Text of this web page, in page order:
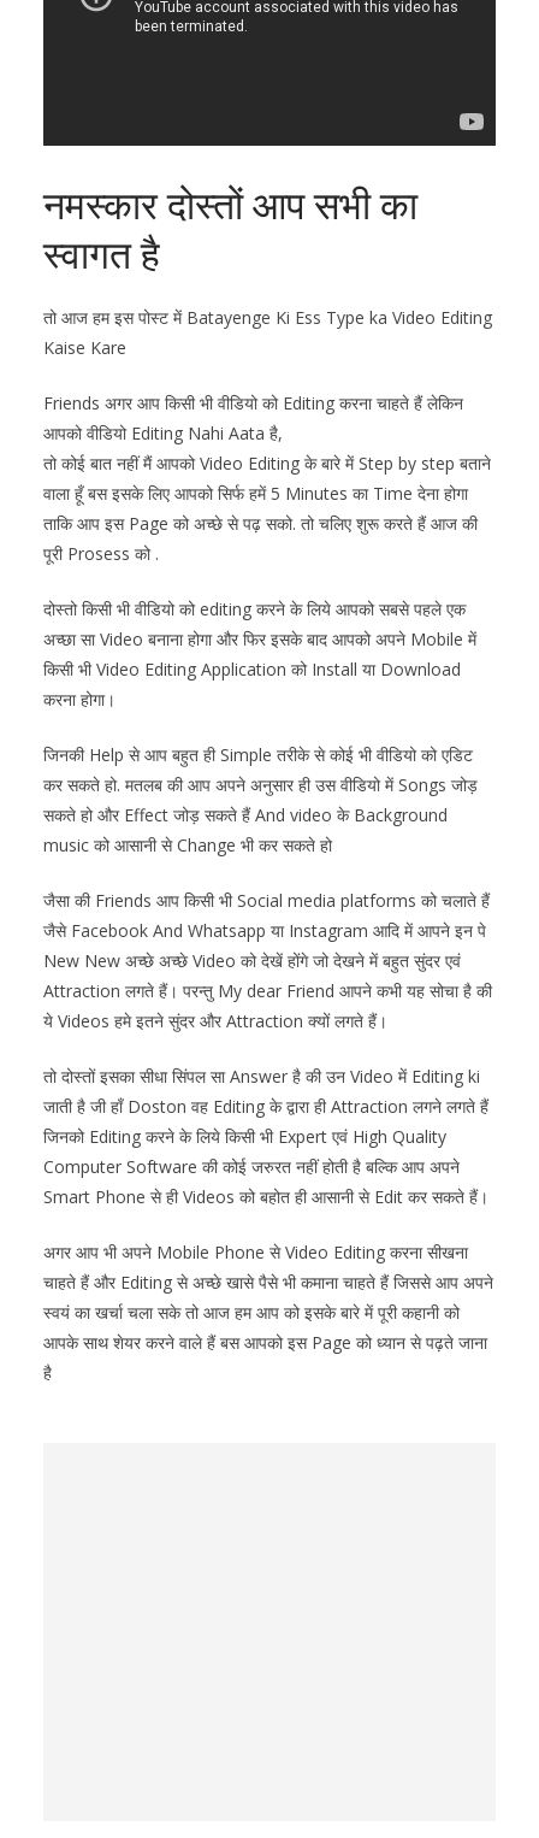
नमस्कार दोस्तों आप सभी का
स्वागत है
तो आज हम इस पोस्ट में Batayenge Ki Ess Type ka Video Editing
Kaise Kare
Friends अगर आप किसी भी वीडियो को Editing करना चाहते हैं लेकिन
आपको वीडियो Editing Nahi Aata है,
तो कोई बात नहीं मैं आपको Video Editing के बारे में Step by step बताने
वाला हूँ बस इसके लिए आपको सिर्फ हमें 5 Minutes का Time देना होगा
ताकि आप इस Page को अच्छे से पढ़ सको. तो चलिए शुरू करते हैं आज की
पूरी Prosess को .
दोस्तो किसी भी वीडियो को editing करने के लिये आपको सबसे पहले एक
अच्छा सा Video बनाना होगा और फिर इसके बाद आपको अपने Mobile में
किसी भी Video Editing Application को Install या Download
करना होगा।
जिनकी Help से आप बहुत ही Simple तरीके से कोई भी वीडियो को एडिट
कर सकते हो. मतलब की आप अपने अनुसार ही उस वीडियो में Songs जोड़
सकते हो और Effect जोड़ सकते हैं And video के Background
music को आसानी से Change भी कर सकते हो
जैसा की Friends आप किसी भी Social media platforms को चलाते हैं
जैसे Facebook And Whatsapp या Instagram आदि में आपने इन पे
New New अच्छे अच्छे Video को देखें होंगे जो देखने में बहुत सुंदर एवं
Attraction लगते हैं। परन्तु My dear Friend आपने कभी यह सोचा है की
ये Videos हमे इतने सुंदर और Attraction क्यों लगते हैं।
तो दोस्तों इसका सीधा सिंपल सा Answer है की उन Video में Editing ki
जाती है जी हाँ Doston वह Editing के द्वारा ही Attraction लगने लगते हैं
जिनको Editing करने के लिये किसी भी Expert एवं High Quality
Computer Software की कोई जरुरत नहीं होती है बल्कि आप अपने
Smart Phone से ही Videos को बहोत ही आसानी से Edit कर सकते हैं।
अगर आप भी अपने Mobile Phone से Video Editing करना सीखना
चाहते हैं और Editing से अच्छे खासे पैसे भी कमाना चाहते हैं जिससे आप अपने
स्वयं का खर्चा चला सके तो आज हम आप को इसके बारे में पूरी कहानी को
आपके साथ शेयर करने वाले हैं बस आपको इस Page को ध्यान से पढ़ते जाना
है